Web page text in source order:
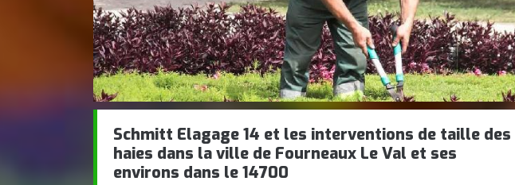
Schmitt Elagage 14 et les interventions de taille des
haies dans la ville de Fourneaux Le Val et ses
environs dans le 14700